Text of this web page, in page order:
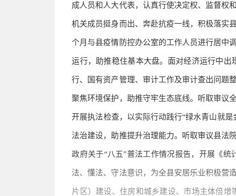
成人员和人大代表，认真行使决定权、监督权
机关成员挺身而出、奔赴抗疫一线，积极落实
个月与县疫情防控办公室的工作人员进行居中
运行，助推稳住基本大盘。面对经济运行中
行、国有资产管理、审计工作及审计查出问题
聚焦环境保护，助推守牢生态底线。听取审议
开展执法检查，以实际行动践行“绿水青山就
法治建设，助推提升治理能力。听取审议县法
政府关于“八五”普法工作情况报告，开展《
法、懂法、守法意识，为全县安居乐业积极营
片区）建设、住房和城乡建设、市场主体倍